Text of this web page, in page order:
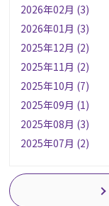
2026年02月 (3)
2026年01月 (3)
2025年12月 (2)
2025年11月 (2)
2025年10月 (7)
2025年09月 (1)
2025年08月 (3)
2025年07月 (2)